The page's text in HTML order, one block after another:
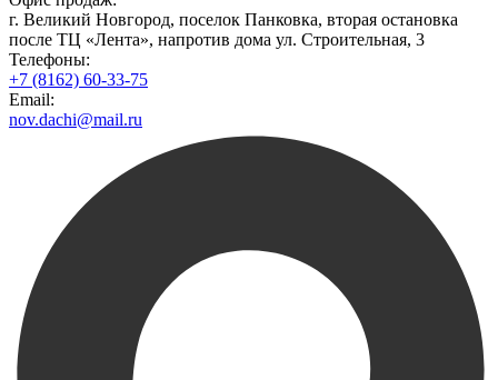
г. Великий Новгород, поселок Панковка, вторая остановка
после ТЦ «Лента», напротив дома ул. Строительная, 3
Телефоны:
+7 (8162) 60-33-75
Email:
nov.dachi@mail.ru